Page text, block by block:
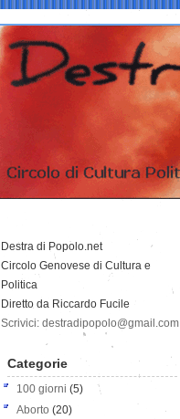
Destra di Popolo.net
Circolo Genovese di Cultura e
Politica
Diretto da Riccardo Fucile
Scrivici: destradipopolo@gmail.com
Categorie
100 giorni (5)
Aborto (20)